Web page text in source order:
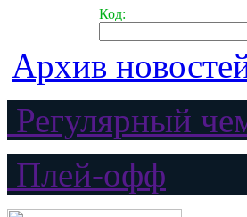
Код:
Архив
Регулярный
Плей-офф